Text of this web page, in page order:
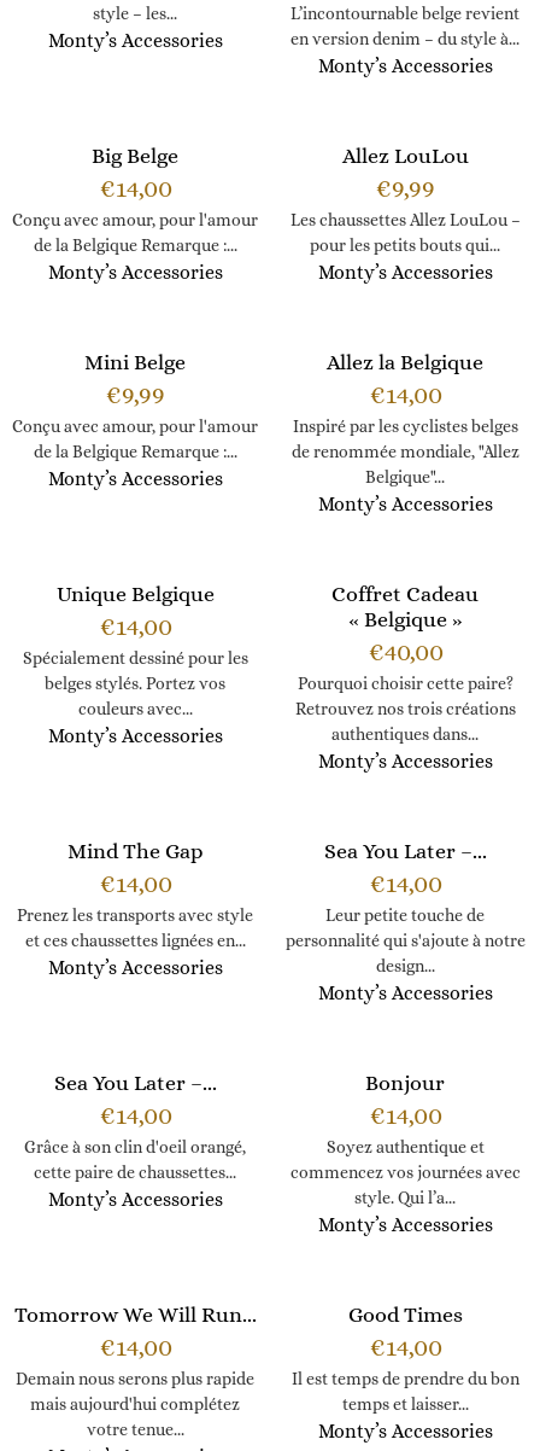
style – les...
Monty’s Accessories
L’incontournable belge revient
en version denim – du style à...
Monty’s Accessories
Big Belge
€14,00
Conçu avec amour, pour l'amour
de la Belgique Remarque :...
Monty’s Accessories
Allez LouLou
€9,99
Les chaussettes Allez LouLou –
pour les petits bouts qui...
Monty’s Accessories
Mini Belge
€9,99
Conçu avec amour, pour l'amour
de la Belgique Remarque :...
Monty’s Accessories
Allez la Belgique
€14,00
Inspiré par les cyclistes belges
de renommée mondiale, "Allez
Belgique"...
Monty’s Accessories
Unique Belgique
€14,00
Spécialement dessiné pour les
belges stylés. Portez vos
couleurs avec...
Monty’s Accessories
Coffret Cadeau
« Belgique »
€40,00
Pourquoi choisir cette paire?
Retrouvez nos trois créations
authentiques dans...
Monty’s Accessories
Mind The Gap
€14,00
Prenez les transports avec style
et ces chaussettes lignées en...
Monty’s Accessories
Sea You Later –...
€14,00
Leur petite touche de
personnalité qui s'ajoute à notre
design...
Monty’s Accessories
Sea You Later –...
€14,00
Grâce à son clin d'oeil orangé,
cette paire de chaussettes...
Monty’s Accessories
Bonjour
€14,00
Soyez authentique et
commencez vos journées avec
style. Qui l’a...
Monty’s Accessories
Tomorrow We Will Run...
€14,00
Demain nous serons plus rapide
mais aujourd'hui complétez
votre tenue...
Good Times
€14,00
Il est temps de prendre du bon
temps et laisser...
Monty’s Accessories